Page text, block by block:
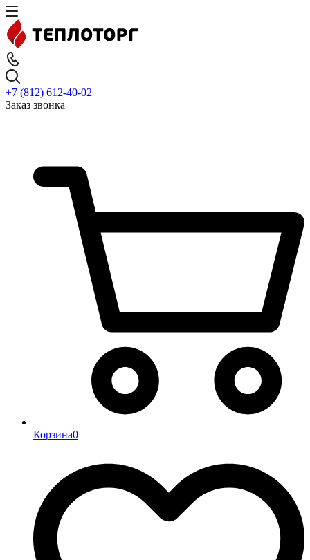
+7 (812) 612-40-02
Заказ звонка
Корзина0